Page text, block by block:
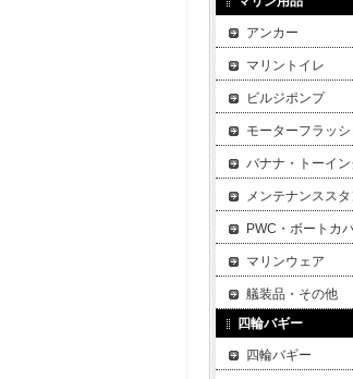
アンカー
マリントイレ
ビルジポンプ
モーターフラッシ
バナナ・トーイン
メンテナンススタ
PWC・ボートカ
マリンウェア
艤装品・その他
四輪バギー
四輪バギー